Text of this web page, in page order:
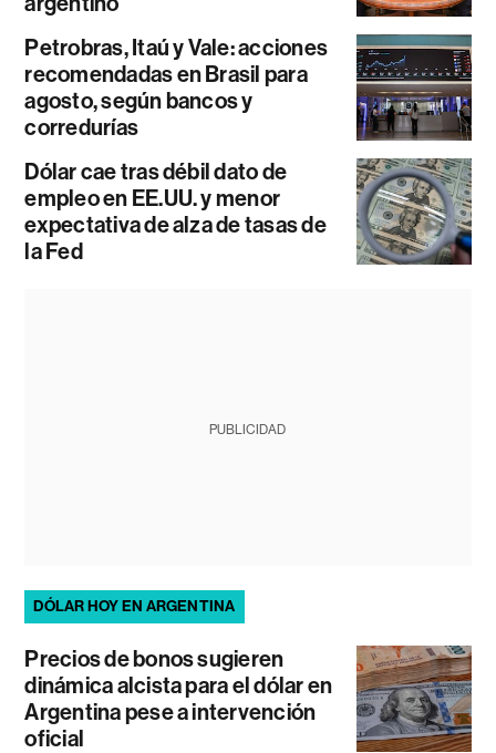
Petrobras, Itaú y Vale: acciones
recomendadas en Brasil para
agosto, según bancos y
corredurías
Dólar cae tras débil dato de
empleo en EE.UU. y menor
expectativa de alza de tasas de
la Fed
PUBLICIDAD
DÓLAR HOY EN ARGENTINA
Precios de bonos sugieren
dinámica alcista para el dólar en
Argentina pese a intervención
oficial